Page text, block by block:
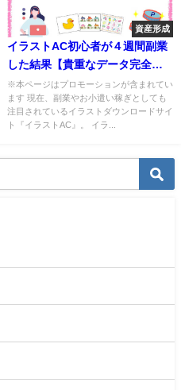
資産形成
イラストAC初心者が４週間副業
した結果【貴重なデータ完全公
開】
※本ページはプロモーションが含まれてい
ます 現在、副業やお小遣い稼ぎとしても
注目されているイラストダウンロードサイ
ト『イラストAC』。 イラ...